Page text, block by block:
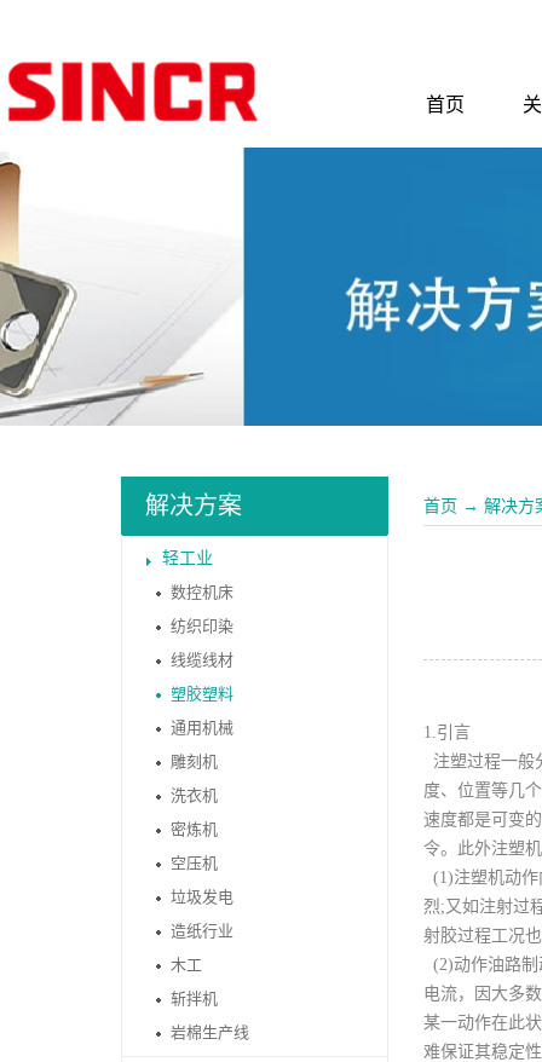
首页
解决方案
轻工业
数控机床
纺织印染
线缆线材
塑胶塑料
通用机械
雕刻机
洗衣机
密炼机
空压机
垃圾发电
造纸行业
木工
斩拌机
岩棉生产线
首页 → 解决方
1.引言
注塑过程一
度、位置等几
速度都是可变
令。此外注塑
(1)注塑机动
烈;又如注射
射胶过程工况
(2)动作油路
电流，因大多
某一动作在此
难保证其稳定